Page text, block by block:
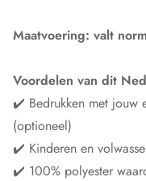
Maatvoering: valt
Voordelen van dit
✔️ Bedrukken met jouw
(optioneel)
✔️ Kinderen en
✔️ 100% polyester